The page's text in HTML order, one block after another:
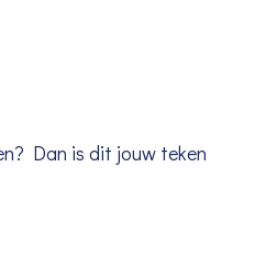
Dan is dit jouw teken